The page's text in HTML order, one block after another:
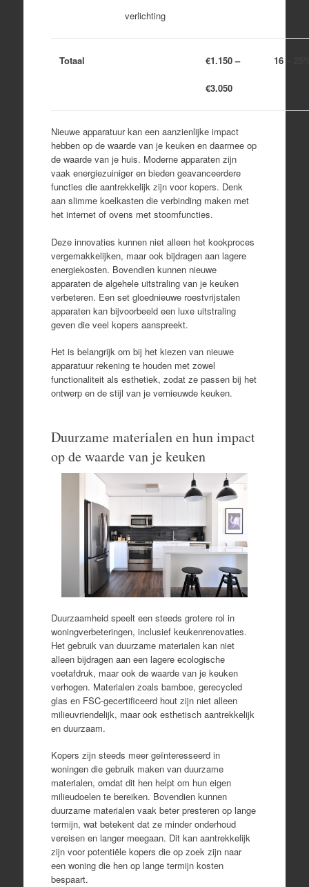
verlichting
Totaal €1.150 –
€3.050
16 –
Nieuwe apparatuur kan een aanzienlijke impact
hebben op de waarde van je keuken en daarmee op
de waarde van je huis. Moderne apparaten zijn
vaak energiezuiniger en bieden geavanceerdere
functies die aantrekkelijk zijn voor kopers. Denk
aan slimme koelkasten die verbinding maken met
het internet of ovens met stoomfuncties.
Deze innovaties kunnen niet alleen het kookproces
vergemakkelijken, maar ook bijdragen aan lagere
energiekosten. Bovendien kunnen nieuwe
apparaten de algehele uitstraling van je keuken
verbeteren. Een set gloednieuwe roestvrijstalen
apparaten kan bijvoorbeeld een luxe uitstraling
geven die veel kopers aanspreekt.
Het is belangrijk om bij het kiezen van nieuwe
apparatuur rekening te houden met zowel
functionaliteit als esthetiek, zodat ze passen bij het
ontwerp en de stijl van je vernieuwde keuken.
Duurzame materialen en hun impact
op de waarde van je keuken
Duurzaamheid speelt een steeds grotere rol in
woningverbeteringen, inclusief keukenrenovaties.
Het gebruik van duurzame materialen kan niet
alleen bijdragen aan een lagere ecologische
voetafdruk, maar ook de waarde van je keuken
verhogen. Materialen zoals bamboe, gerecycled
glas en FSC-gecertificeerd hout zijn niet alleen
milieuvriendelijk, maar ook esthetisch aantrekkelijk
en duurzaam.
Kopers zijn steeds meer geïnteresseerd in
woningen die gebruik maken van duurzame
materialen, omdat dit hen helpt om hun eigen
milieudoelen te bereiken. Bovendien kunnen
duurzame materialen vaak beter presteren op lange
termijn, wat betekent dat ze minder onderhoud
vereisen en langer meegaan. Dit kan aantrekkelijk
zijn voor potentiële kopers die op zoek zijn naar
een woning die hen op lange termijn kosten
bespaart.